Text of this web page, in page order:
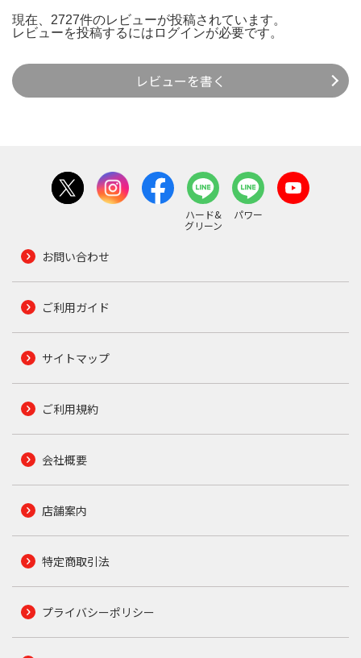
現在、2727件のレビューが投稿されています。
レビューを投稿するには ログインが必要です。
レビューを書く
ハード&
グリーン
パワー
お問い合わせ
ご利用ガイド
サイトマップ
ご利用規約
会社概要
店舗案内
特定商取引法
プライバシーポリシー